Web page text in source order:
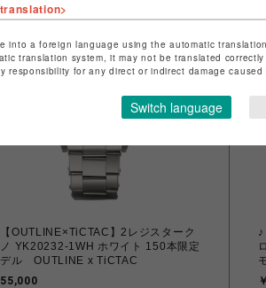
OUTLINE×TiCTAC】2レジスターク
ノ YK20232-1WH ホワイト 150本限定
デル OUTLINE x TiCTAC
55,000
into a foreign language using the automatic
translation system, it may not be translated
responsibility for any direct or indirect damage
Switch language